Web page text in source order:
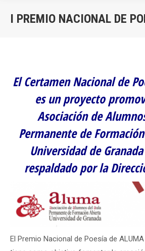
I PREMIO NACIONAL DE
El Certamen Nacional de
es un proyecto
Asociación de
Permanente de
Universidad de
respaldado por la
El Premio Nacional de Poesía de